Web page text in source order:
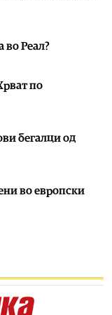
во Реал?
по
бегалци од
во европски
иднина:
училишните